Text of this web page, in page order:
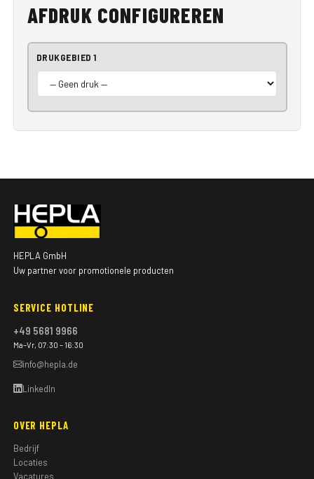
AFDRUK CONFIGUREREN
DRUKGEBIED 1
HEPLA GmbH
Uw partner voor promotionele producten
SERVICE HOTLINE
+49 5681 9966
Ma–Vr, 07:30 – 16:30
info@hepla.de
LinkedIn
OVER HEPLA
Bedrijf
Locaties
Vacatures